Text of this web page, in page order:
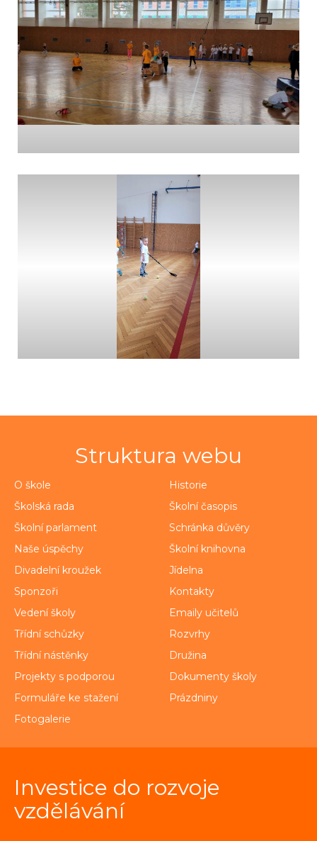
Struktura webu
O škole
Historie
Školská rada
Školní časopis
Školní parlament
Schránka důvěry
Naše úspěchy
Školní knihovna
Divadelní kroužek
Jídelna
Sponzoři
Kontakty
Vedení školy
Emaily učitelů
Třídní schůzky
Rozvrhy
Třídní nástěnky
Družina
Projekty s podporou
Dokumenty školy
Formuláře ke stažení
Prázdniny
Fotogalerie
Investice do rozvoje
vzdělávání